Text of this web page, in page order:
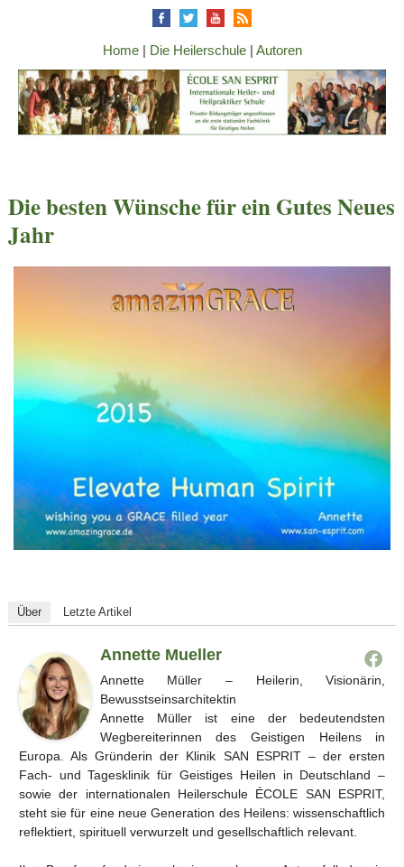
Home| Die Heilerschule| Autoren
Die besten Wünsche für ein Gutes Neues
Jahr
Über Letzte Artikel
Annette Mueller
Annette Müller – Heilerin, Visionärin,
Bewusstseinsarchitektin
Annette Müller ist eine der bedeutendsten
Wegbereiterinnen des Geistigen Heilens in
Europa. Als Gründerin der Klinik SAN ESPRIT – der ersten
Fach- und Tagesklinik für Geistiges Heilen in Deutschland –
sowie der internationalen Heilerschule ÉCOLE SAN ESPRIT,
steht sie für eine neue Generation des Heilens: wissenschaftlich
reflektiert, spirituell verwurzelt und gesellschaftlich relevant.